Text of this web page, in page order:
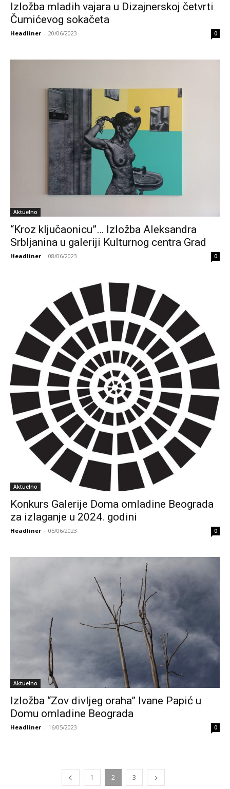
Izložba mladih vajara u Dizajnerskoj četvrti
Čumićevog sokačeta
Headliner - 20/06/2023 0
Aktuelno
“Kroz ključaonicu”… Izložba Aleksandra
Srbljanina u galeriji Kulturnog centra Grad
Headliner - 08/06/2023 0
Aktuelno
Konkurs Galerije Doma omladine Beograda
za izlaganje u 2024. godini
Headliner - 05/06/2023 0
Aktuelno
Izložba “Zov divljeg oraha” Ivane Papić u
Domu omladine Beograda
Headliner - 16/05/2023 0
1 2 3